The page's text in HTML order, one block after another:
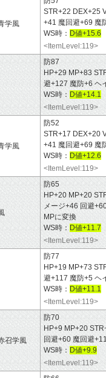
学風
STR+22 DEX+25
+41 魔回避+69 魔
WS時： D値+15.6
<ItemLevel:119>
防87
HP+29 MP+83
避+127 魔防+6 ヘ
WS時： D値+14.1
<ItemLevel:119>
学風
防52
STR+17 DEX+20
+41 魔回避+69 魔
WS時： D値+12.6
<ItemLevel:119>
防65
HP+20 MP+20
メージ+46 回避
MPに変換
WS時： D値+11.7
<ItemLevel:119>
防77
HP+19 MP+73
避+117 魔防+5 ヘ
WS時： D値+11.1
<ItemLevel:119>
召学風
防70
HP+9 MP+20
回避+60 魔回避
WS時： D値+9.9
<ItemLevel:119>